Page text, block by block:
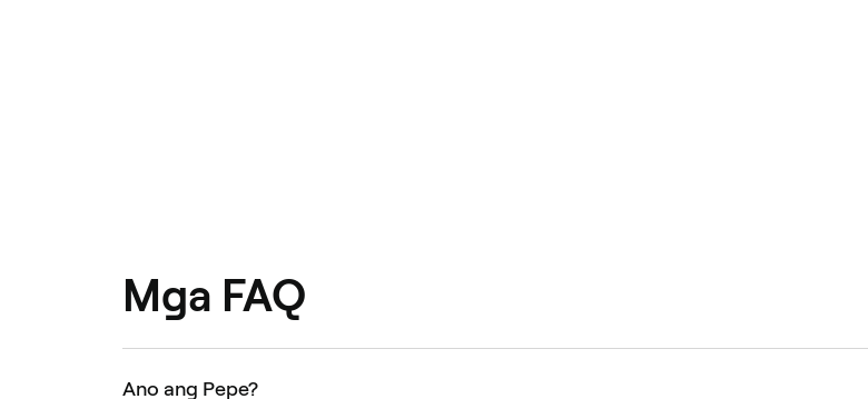
Mga FAQ
Ano ang Pepe?